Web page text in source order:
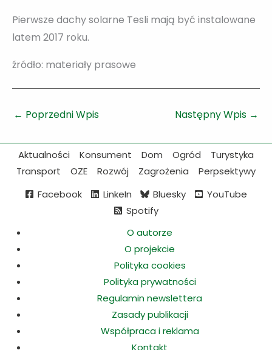
Pierwsze dachy solarne Tesli mają być instalowane
latem 2017 roku.
źródło: materiały prasowe
← Poprzedni Wpis Następny Wpis →
Aktualności Konsument Dom Ogród
Turystyka
Transport
OZE Rozwój Zagrożenia
Perpsektywy
Facebook
LinkeIn Bluesky
YouTube
Spotify
O autorze
O projekcie
Polityka cookies
Polityka prywatności
Regulamin newslettera
Zasady publikacji
Współpraca i reklama
Kontakt